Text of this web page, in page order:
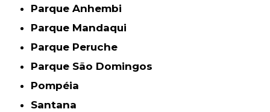
Parque Anhembi
Parque Mandaqui
Parque Peruche
Parque São Domingos
Pompéia
Santana